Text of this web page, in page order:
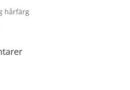
hårfärg